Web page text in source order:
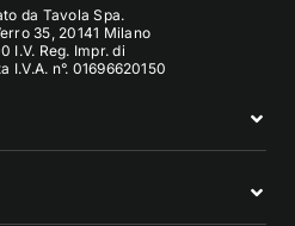
da Tavola Spa.
35, 20141 Milano
I.V. Reg. Impr. di
n°. 01696620150